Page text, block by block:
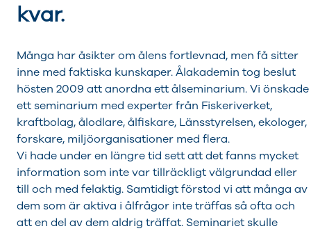
kvar.
Många har åsikter om ålens fortlevnad, men få sitter
inne med faktiska kunskaper. Ålakademin tog beslut
hösten 2009 att anordna ett ålseminarium. Vi önskade
ett seminarium med experter från Fiskeriverket,
kraftbolag, ålodlare, ålfiskare, Länsstyrelsen, ekologer,
forskare, miljöorganisationer med flera.
Vi hade under en längre tid sett att det fanns mycket
information som inte var tillräckligt välgrundad eller
till och med felaktig. Samtidigt förstod vi att många av
dem som är aktiva i ålfrågor inte träffas så ofta och
att en del av dem aldrig träffat. Seminariet skulle